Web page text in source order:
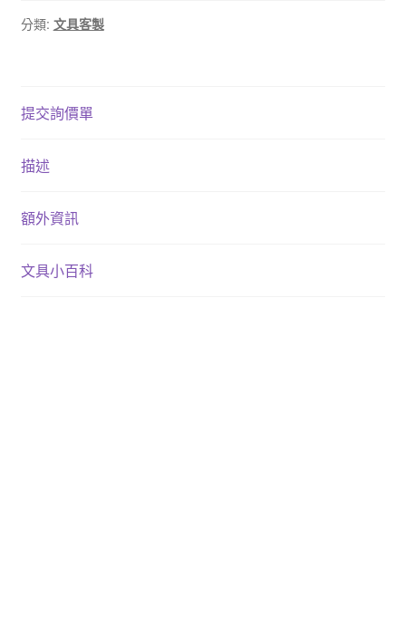
分類: 文具客製
提交詢價單
描述
額外資訊
文具小百科